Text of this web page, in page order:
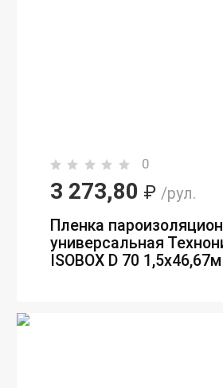
0
3 273,80 ₽ /рул.
Пленка
универсальная
ISOBOX D 70 1,5х46,67м